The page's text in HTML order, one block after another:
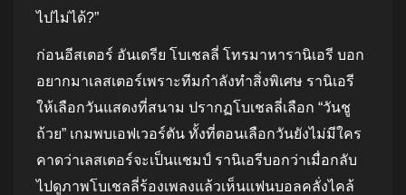
ไปไม่ได้?”
ก่อนอีสเตอร์ อันเดรีย โบเชลลี่ โทรมาหารานิเอรี บอก
อยากมาเลสเตอร์เพราะทีมกำลังทำสิ่งพิเศษ รานิเอรี
ให้เลือกวันแสดงที่สนาม ปรากฏโบเชลลี่เลือก “วันชู
ถ้วย” เกมพบเอฟเวอร์ตัน ทั้งที่ตอนเลือกวันยังไม่มีใคร
คาดว่าเลสเตอร์จะเป็นแชมป์ รานิเอรีบอกว่าเมื่อกลับ
ไปดูภาพโบเชลลี่ร้องเพลงแล้วเห็นแฟนบอลคลั่งไคล้